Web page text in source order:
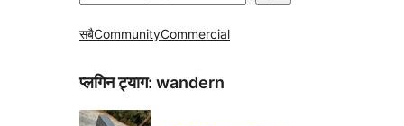
सबैCommunityCommercial
प्लगिन ट्याग: wandern